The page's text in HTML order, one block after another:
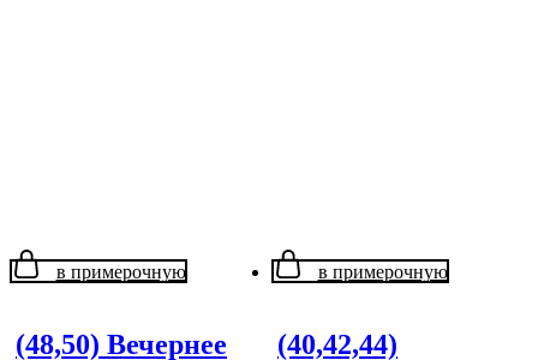
в примерочную
(48,50) Вечернее
в примерочную
(40,42,44)